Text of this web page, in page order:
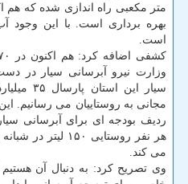
متر مکعبی راه اندازی شده که هم
بهره برداری است. با این وجود
است.
وزارت نیرو آبرسانی سیار در
سیار
مجانی به روستاییان می رسانیم.
ردیف بودجه ای برای آبرسانی
هر نفر روستایی
می کند.